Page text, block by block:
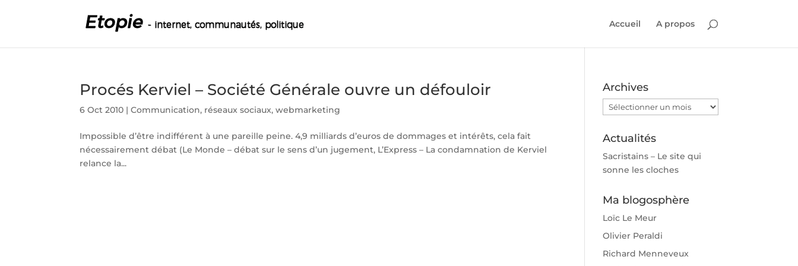
Accueil A propos
Procés Kerviel – Société Générale ouvre un défouloir
6 Oct 2010 |Communication, réseaux sociaux,webmarketing
Impossible d’être indifférent à une pareille peine. 4,9 milliards d’euros de dommages et intérêts, cela fait
nécessairement débat (Le Monde – débat sur le sens d’un jugement, L’Express – La condamnation de Kerviel
relance la...
Archives
Archives
Actualités
Sacristains – Le site qui
sonne les cloches
Ma blogosphère
Loïc Le Meur
Olivier Peraldi
Richard Menneveux